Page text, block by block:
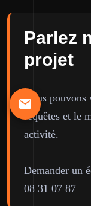
Parlez
projet
Nous pouvons
requêtes et le
activité.
Demander un
08 31 07 87